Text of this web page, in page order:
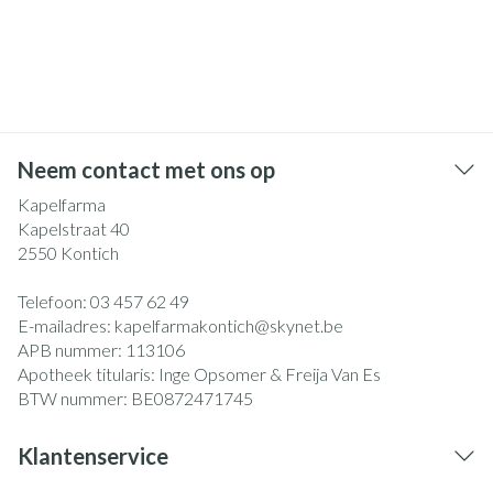
Neem contact met ons op
Kapelfarma
Kapelstraat 40
2550 Kontich
Telefoon: 03 457 62 49
E-mailadres: kapelfarmakontich@skynet.be
APB nummer: 113106
Apotheek titularis: Inge Opsomer & Freija Van Es
BTW nummer: BE0872471745
Klantenservice